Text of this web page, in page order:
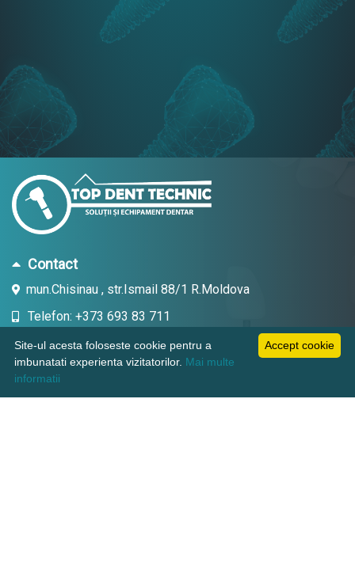
Contact
mun.Chisinau , str.Ismail 88/1 R.Moldova
Telefon: +373 693 83 711
Email: topdent.technic@gmail.com
Accept cookie
Site-ul acesta foloseste cookie pentru a
imbunatati experienta vizitatorilor. Mai multe
informatii